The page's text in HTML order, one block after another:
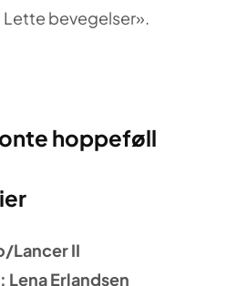
bevegelser».
hoppeføll
Lancer II
Erlandsen